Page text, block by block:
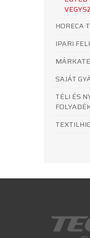
HORECA
IPARI
SAJÁT
TÉLI ÉS